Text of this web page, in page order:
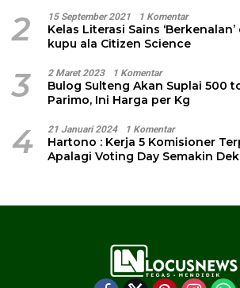
2 15 September 2021 1 Komentar
Kelas Literasi Sains
kupu ala Citizen Science
3 2 Maret 2023 1 Komentar
Bulog Sulteng Akan Suplai 500
Parimo, Ini Harga per Kg
4 21 Januari 2024 1 Komentar
Hartono : Kerja 5 Komisioner
Apalagi Voting Day Semakin